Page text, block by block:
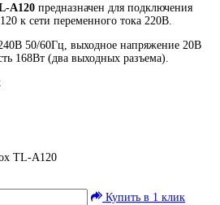
A120 предназначен для подключения
к сети переменного тока 220В.
50/60Гц, выходное напряжение 20В
168Вт (два выходных разъема).
TL-A120
Купить в 1 клик